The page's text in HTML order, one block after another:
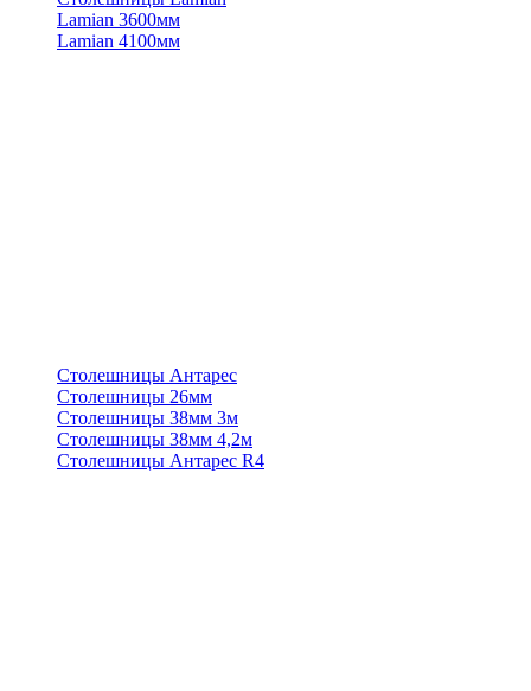
Lamian 3600мм
Lamian 4100мм
Столешницы Антарес
Столешницы 26мм
Столешницы 38мм 3м
Столешницы 38мм 4,2м
Столешницы Антарес R4